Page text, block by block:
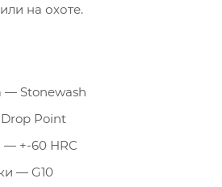
на охоте.
— Stonewash
Point
— +-60 HRC
— G10